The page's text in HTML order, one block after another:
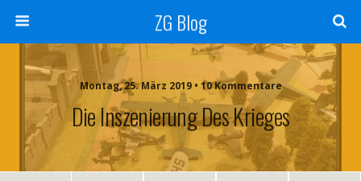
ZG Blog
Montag, 25. März 2019 • 10 Kommentare
Die Inszenierung Des Krieges